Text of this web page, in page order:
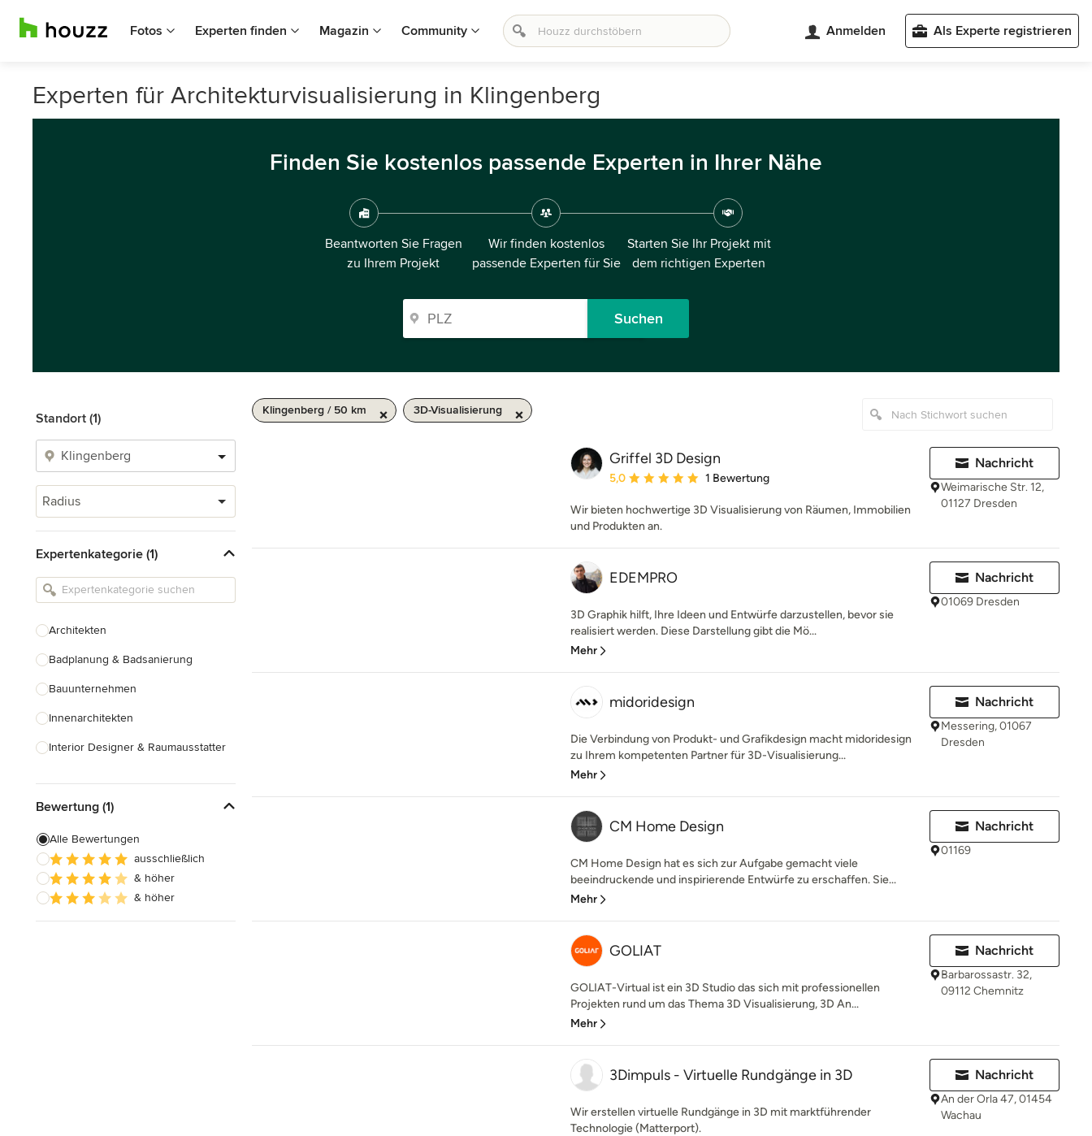
Fotos Experten finden Magazin Community Anmelden Als Experte registrieren
Experten für Architekturvisualisierung in Klingenberg
Finden Sie kostenlos passende Experten in Ihrer Nähe
Beantworten Sie Fragen
zu Ihrem Projekt
Wir finden kostenlos
passende Experten für Sie
Starten Sie Ihr Projekt mit
dem richtigen Experten
Suchen
Standort (1)
Radius
Expertenkategorie (1)
Architekten
Badplanung & Badsanierung
Bauunternehmen
Innenarchitekten
Interior Designer & Raumausstatter
Landschaftsarchitekten
Armaturen & Sanitärbedarf
Beleuchtung
Einbauschränke
Bewertung (1)
Alle Bewertungen
ausschließlich
& höher
& höher
Klingenberg / 50 km 3D-Visualisierung
Griffel 3D Design
Durchschnittliche Bewertung: 5 von 5 Sternen
5,0 1 Bewertung
Wir bieten hochwertige 3D Visualisierung von Räumen, Immobilien
und Produkten an.
Nachricht
Weimarische Str. 12,
01127 Dresden
EDEMPRO
3D Graphik hilft, Ihre Ideen und Entwürfe darzustellen, bevor sie
realisiert werden. Diese Darstellung gibt die Mö...
Mehr
Nachricht
01069 Dresden
midoridesign
Die Verbindung von Produkt- und Grafikdesign macht midoridesign
zu Ihrem kompetenten Partner für 3D-Visualisierung...
Mehr
Nachricht
Messering, 01067
Dresden
CM Home Design
CM Home Design hat es sich zur Aufgabe gemacht viele
beeindruckende und inspirierende Entwürfe zu erschaffen. Sie...
Mehr
Nachricht
01169
GOLIAT
GOLIAT-Virtual ist ein 3D Studio das sich mit professionellen
Projekten rund um das Thema 3D Visualisierung, 3D An...
Mehr
Nachricht
Barbarossastr. 32,
09112 Chemnitz
3Dimpuls - Virtuelle Rundgänge in 3D
Wir erstellen virtuelle Rundgänge in 3D mit marktführender
Technologie (Matterport).
Nachricht
An der Orla 47, 01454
Wachau